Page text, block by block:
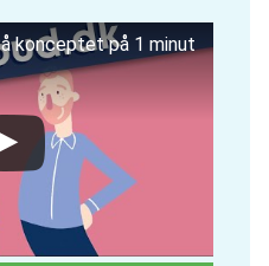
konceptet på 1 minut